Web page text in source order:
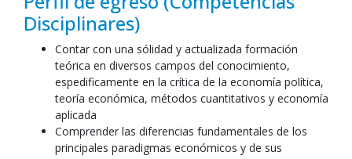
Disciplinares)
Contar con una sólidad y actualizada formación
teórica en diversos campos del conocimiento,
espedificamente en la crítica de la economía política,
teoría económica, métodos cuantitativos y economía
aplicada
Comprender las diferencias fundamentales de los
principales paradigmas económicos y de sus